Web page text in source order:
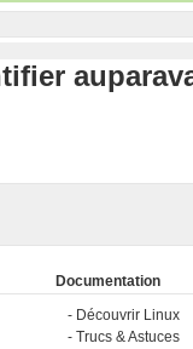
Documentation
Découvrir Linux
Trucs & Astuces